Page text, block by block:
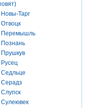
Новы-Тарг
Отвоцк
Перемышль
Познань
Прушкув
Русец
Седльце
Серадз
Слупск
Сулеювек